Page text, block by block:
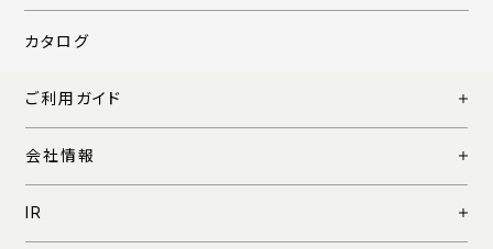
カタログ
ご利用ガイド
会社情報
IR